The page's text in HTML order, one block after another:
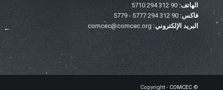
الهاتف:90 312 294 5710
فاكس: 90 312 294 5777 - 5779
البريد الإلكتروني:comcec@comcec.org
© Copyright -
COMCEC